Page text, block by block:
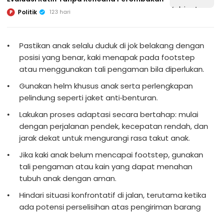
P Politik 123 hari
Pastikan anak selalu duduk di jok belakang dengan
posisi yang benar, kaki menapak pada footstep
atau menggunakan tali pengaman bila diperlukan.
Gunakan helm khusus anak serta perlengkapan
pelindung seperti jaket anti‑benturan.
Lakukan proses adaptasi secara bertahap: mulai
dengan perjalanan pendek, kecepatan rendah, dan
jarak dekat untuk mengurangi rasa takut anak.
Jika kaki anak belum mencapai footstep, gunakan
tali pengaman atau kain yang dapat menahan
tubuh anak dengan aman.
Hindari situasi konfrontatif di jalan, terutama ketika
ada potensi perselisihan atas pengiriman barang